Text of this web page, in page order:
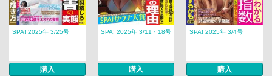
SPA! 2025年 3/25号
購入
SPA! 2025年 3/11・18号
購入
SPA! 2025年 3/4号
購入